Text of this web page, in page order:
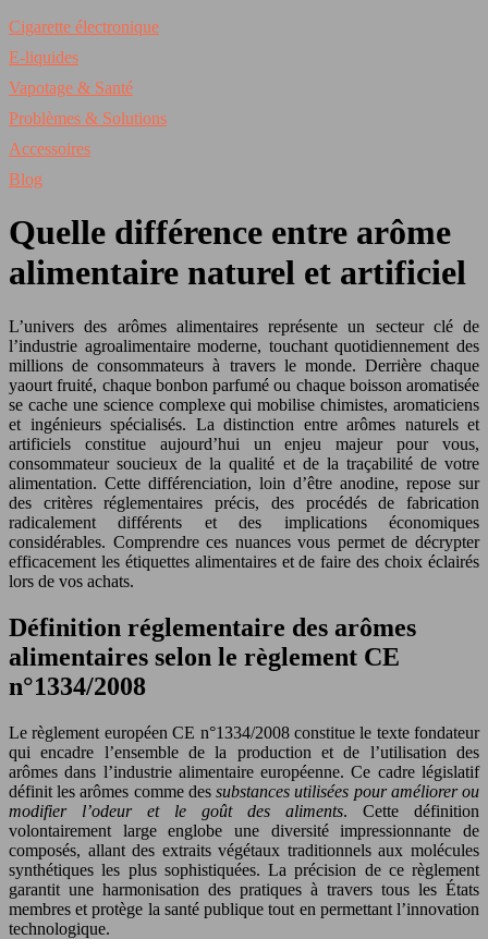
Cigarette électronique
E-liquides
Vapotage & Santé
Problèmes & Solutions
Accessoires
Blog
Quelle différence entre arôme
alimentaire naturel et artificiel
L’univers des arômes alimentaires représente un secteur clé de
l’industrie agroalimentaire moderne, touchant quotidiennement des
millions de consommateurs à travers le monde. Derrière chaque
yaourt fruité, chaque bonbon parfumé ou chaque boisson aromatisée
se cache une science complexe qui mobilise chimistes, aromaticiens
et ingénieurs spécialisés. La distinction entre arômes naturels et
artificiels constitue aujourd’hui un enjeu majeur pour vous,
consommateur soucieux de la qualité et de la traçabilité de votre
alimentation. Cette différenciation, loin d’être anodine, repose sur
des critères réglementaires précis, des procédés de fabrication
radicalement différents et des implications économiques
considérables. Comprendre ces nuances vous permet de décrypter
efficacement les étiquettes alimentaires et de faire des choix éclairés
lors de vos achats.
Définition réglementaire des arômes
alimentaires selon le règlement CE
n°1334/2008
Le règlement européen CE n°1334/2008 constitue le texte fondateur
qui encadre l’ensemble de la production et de l’utilisation des
arômes dans l’industrie alimentaire européenne. Ce cadre législatif
définit les arômes comme dessubstances utilisées pour améliorer ou
modifier l’odeur et le goût des aliments. Cette définition
volontairement large englobe une diversité impressionnante de
composés, allant des extraits végétaux traditionnels aux molécules
synthétiques les plus sophistiquées. La précision de ce règlement
garantit une harmonisation des pratiques à travers tous les États
membres et protège la santé publique tout en permettant l’innovation
technologique.